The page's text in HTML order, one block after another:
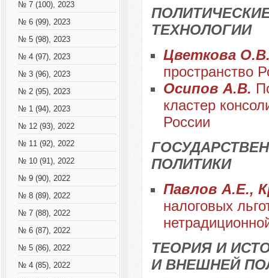
№ 7 (100), 2023
№ 6 (99), 2023
№ 5 (98), 2023
№ 4 (97), 2023
№ 3 (96), 2023
№ 2 (95), 2023
№ 1 (94), 2023
№ 12 (93), 2022
№ 11 (92), 2022
№ 10 (91), 2022
№ 9 (90), 2022
№ 8 (89), 2022
№ 7 (88), 2022
№ 6 (87), 2022
№ 5 (86), 2022
№ 4 (85), 2022
ТЕХНОЛОГИИ
Цветкова
пространство
Осипов А.В.
кластер
России
ПОЛИТИКИ
Павлов А.Е.,
налоговых
ТЕОРИЯ И
И ВНЕШНЕЙ